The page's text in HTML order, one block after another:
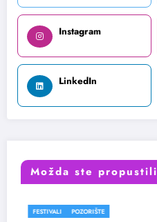
Instagram
LinkedIn
Možda ste propustili